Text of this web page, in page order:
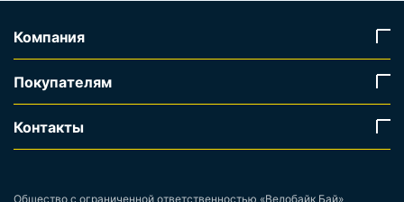
Компания
Покупателям
Контакты
Общество с ограниченной ответственностью «Велобайк Бай»